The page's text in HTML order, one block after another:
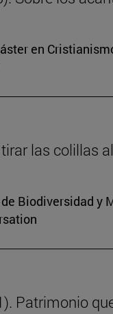
en
las colillas
Biodiversidad y
Patrimonio